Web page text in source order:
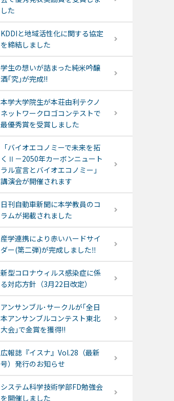
した
KDDIと地域活性化に関する協定
を締結しました
学生の想いが詰まった純米吟醸
酒｢究｣が完成!!
本学大学院生が本荘由利テクノ
ネットワークロゴコンテストで
最優秀賞を受賞しました
「バイオエコノミーで未来を拓
くⅡ－2050年カーボンニュート
ラル宣言とバイオエコノミー」
講演会が開催されます
日刊自動車新聞に本学教員のコ
ラムが掲載されました
産学連携により赤いハードサイ
ダー(第二弾)が完成しました‼
新型コロナウィルス感染症に係
る対応方針（3月22日改定）
アンサンブル･サークルが｢全日
本アンサンブルコンテスト東北
大会｣で金賞を獲得!!
広報誌『イスナ』Vol.28（最新
号）発行のお知らせ
システム科学技術学部FD勉強会
を開催しました